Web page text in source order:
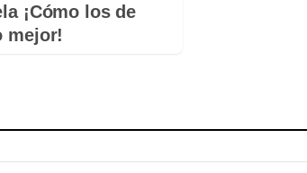
¡Cómo los de
mejor!